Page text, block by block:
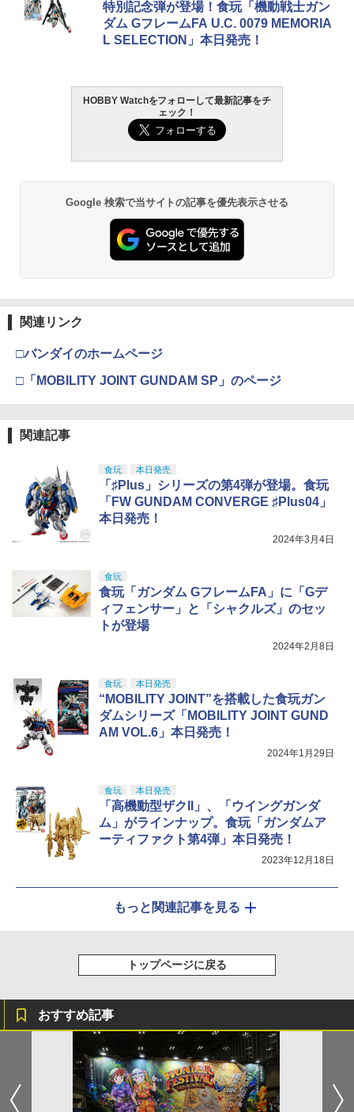
特別記念弾が登場！食玩「機動戦士ガン
ダム GフレームFA U.C. 0079 MEMORIA
L SELECTION」本日発売！
HOBBY Watchをフォローして最新記事をチ
ェック！
Google 検索で当サイトの記事を優先表示させる
関連リンク
□バンダイのホームページ
□「MOBILITY JOINT GUNDAM SP」のページ
関連記事
食玩 本日発売
「♯Plus」シリーズの第4弾が登場。食玩
「FW GUNDAM CONVERGE ♯Plus04」
本日発売！
2024年3月4日
食玩
食玩「ガンダム GフレームFA」に「Gデ
ィフェンサー」と「シャクルズ」のセッ
トが登場
2024年2月8日
食玩 本日発売
“MOBILITY JOINT”を搭載した食玩ガン
ダムシリーズ「MOBILITY JOINT GUND
AM VOL.6」本日発売！
2024年1月29日
食玩 本日発売
「高機動型ザクII」、「ウイングガンダ
ム」がラインナップ。食玩「ガンダムア
ーティファクト第4弾」本日発売！
2023年12月18日
もっと関連記事を見る
トップページに戻る
おすすめ記事